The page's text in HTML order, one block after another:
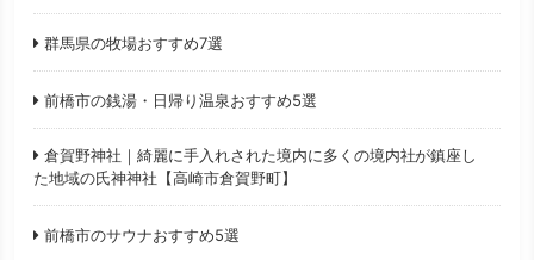
群馬県の牧場おすすめ7選
前橋市の銭湯・日帰り温泉おすすめ5選
倉賀野神社｜綺麗に手入れされた境内に多くの境内社が鎮座し
た地域の氏神神社【高崎市倉賀野町】
前橋市のサウナおすすめ5選